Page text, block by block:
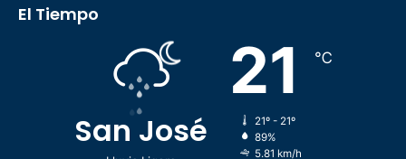
El Tiempo
San José
21 ℃
21º - 21º
89%
5.81 km/h